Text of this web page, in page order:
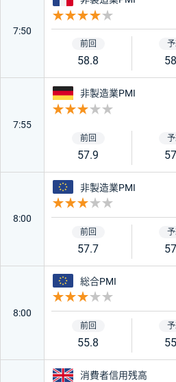
7:50
58.8
7:55
ドイツ
非製造業PMI
57.9
8:00
ユーロ
非製造業PMI
57.7
8:00
ユーロ
総合PMI
55.8
イギリス
消費者信用残高